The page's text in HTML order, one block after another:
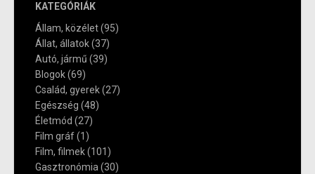
KATEGÓRIÁK
Állam, közélet(95)
Állat, állatok(37)
Autó, jármű (39)
Blogok(69)
Család, gyerek(27)
Egészség (48)
Életmód (27)
Film gráf(1)
Film, filmek(101)
Gasztronómia (30)